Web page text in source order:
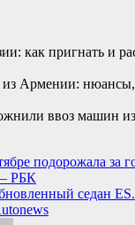
как пригнать и
из Армении:
ввоз машин
подорожала за
РБК
седан